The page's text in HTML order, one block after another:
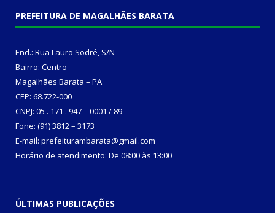
PREFEITURA DE MAGALHÃES BARATA
End.: Rua Lauro Sodré, S/N
Bairro: Centro
Magalhães Barata – PA
CEP: 68.722-000
CNPJ: 05 . 171 . 947 – 0001 / 89
Fone: (91) 3812 – 3173
E-mail: prefeiturambarata@gmail.com
Horário de atendimento: De 08:00 às 13:00
ÚLTIMAS PUBLICAÇÕES